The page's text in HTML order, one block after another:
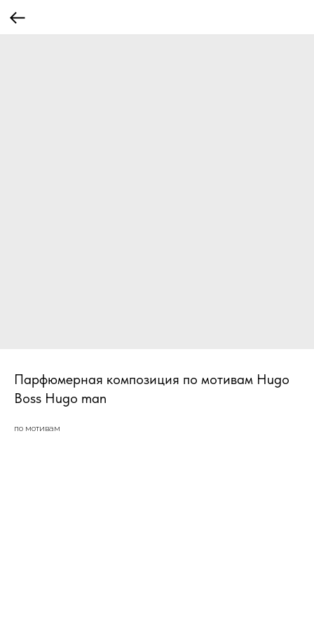
Парфюмерная композиция по мотивам Hugo
Boss Hugo man
по мотивам